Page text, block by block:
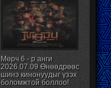
Мөрч 6 - р анги
2026.07.09 Өнөөдрөөс
шинэ кинонуудыг үзэх
боломжтой боллоо!